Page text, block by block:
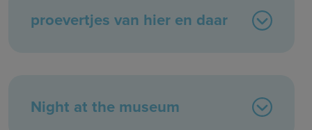
proevertjes van hier en daar
Night at the museum